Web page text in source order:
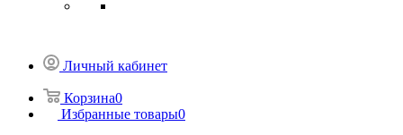
Личный кабинет
Корзина0
Избранные товары0